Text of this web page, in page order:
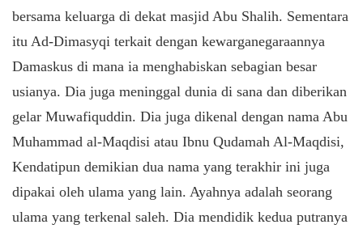
bersama keluarga di dekat masjid Abu Shalih. Sementara
itu Ad-Dimasyqi terkait dengan kewarganegaraannya
Damaskus di mana ia menghabiskan sebagian besar
usianya. Dia juga meninggal dunia di sana dan diberikan
gelar Muwafiquddin. Dia juga dikenal dengan nama Abu
Muhammad al-Maqdisi atau Ibnu Qudamah Al-Maqdisi,
Kendatipun demikian dua nama yang terakhir ini juga
dipakai oleh ulama yang lain. Ayahnya adalah seorang
ulama yang terkenal saleh. Dia mendidik kedua putranya